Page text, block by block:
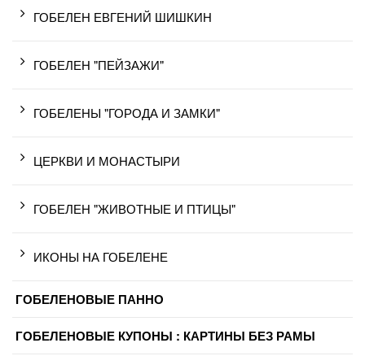
ГОБЕЛЕН ЕВГЕНИЙ ШИШКИН
ГОБЕЛЕН "ПЕЙЗАЖИ"
ГОБЕЛЕНЫ "ГОРОДА И ЗАМКИ"
ЦЕРКВИ И МОНАСТЫРИ
ГОБЕЛЕН "ЖИВОТНЫЕ И ПТИЦЫ"
ИКОНЫ НА ГОБЕЛЕНЕ
ГОБЕЛЕНОВЫЕ ПАННО
ГОБЕЛЕНОВЫЕ КУПОНЫ : КАРТИНЫ БЕЗ РАМЫ